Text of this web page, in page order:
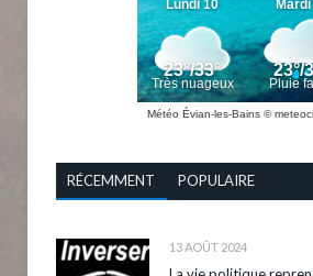
Météo Évian-les-Bains ©
RÉCEMMENT POPULAIRE
13 AOÛT 2024